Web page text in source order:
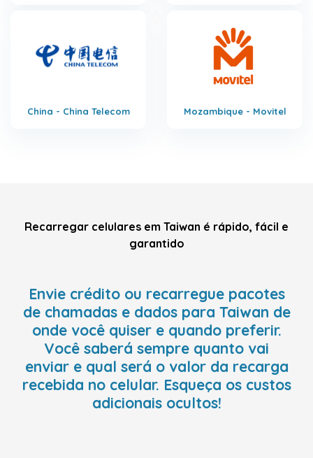
China - China Telecom Mozambique - Movitel
Recarregar celulares em Taiwan é rápido, fácil e
garantido
Envie crédito ou recarregue pacotes
de chamadas e dados para Taiwan de
onde você quiser e quando preferir.
Você saberá sempre quanto vai
enviar e qual será o valor da recarga
recebida no celular. Esqueça os custos
adicionais ocultos!